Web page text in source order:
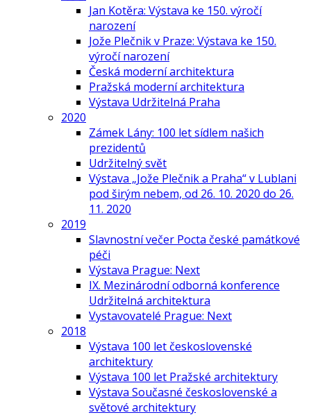
Jan Kotěra: Výstava ke 150. výročí
narození
Jože Plečnik v Praze: Výstava ke 150.
výročí narození
Česká moderní architektura
Pražská moderní architektura
Výstava Udržitelná Praha
2020
Zámek Lány: 100 let sídlem našich
prezidentů
Udržitelný svět
Výstava „Jože Plečnik a Praha“ v Lublani
pod širým nebem, od 26. 10. 2020 do 26.
11. 2020
2019
Slavnostní večer Pocta české památkové
péči
Výstava Prague: Next
IX. Mezinárodní odborná konference
Udržitelná architektura
Vystavovatelé Prague: Next
2018
Výstava 100 let československé
architektury
Výstava 100 let Pražské architektury
Výstava Současné československé a
světové architektury